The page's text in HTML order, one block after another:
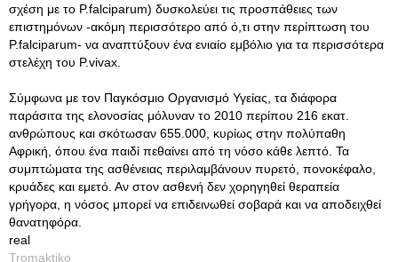
σχέση με το P.falciparum) δυσκολεύει τις προσπάθειες των
επιστημόνων -ακόμη περισσότερο από ό,τι στην περίπτωση του
P.falciparum- να αναπτύξουν ένα ενιαίο εμβόλιο για τα περισσότερα
στελέχη του P.vivax.
Σύμφωνα με τον Παγκόσμιο Οργανισμό Υγείας, τα διάφορα
παράσιτα της ελονοσίας μόλυναν το 2010 περίπου 216 εκατ.
ανθρώπους και σκότωσαν 655.000, κυρίως στην πολύπαθη
Αφρική, όπου ένα παιδί πεθαίνει από τη νόσο κάθε λεπτό. Τα
συμπτώματα της ασθένειας περιλαμβάνουν πυρετό, πονοκέφαλο,
κρυάδες και εμετό. Αν στον ασθενή δεν χορηγηθεί θεραπεία
γρήγορα, η νόσος μπορεί να επιδεινωθεί σοβαρά και να αποδειχθεί
θανατηφόρα.
real
Tromaktiko